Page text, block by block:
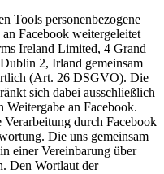
Tools personenbezogene
Facebook weitergeleitet
Ireland Limited, 4 Grand
2, Irland gemeinsam
(Art. 26 DSGVO). Die
sich dabei ausschließlich
Weitergabe an Facebook.
durch Facebook
Die uns gemeinsam
einer Vereinbarung über
Den Wortlaut der